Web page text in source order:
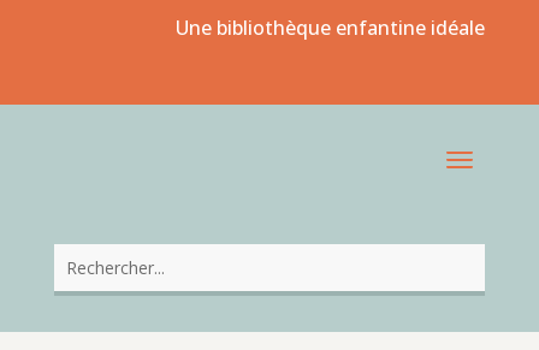
Une bibliothèque enfantine idéale